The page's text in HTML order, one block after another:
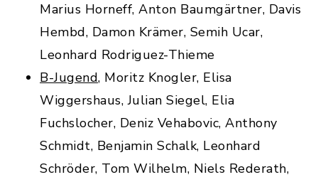
Marius Horneff, Anton Baumgärtner, Davis
Hembd, Damon Krämer, Semih Ucar,
Leonhard Rodriguez-Thieme
B-Jugend, Moritz Knogler, Elisa
Wiggershaus, Julian Siegel, Elia
Fuchslocher, Deniz Vehabovic, Anthony
Schmidt, Benjamin Schalk, Leonhard
Schröder, Tom Wilhelm, Niels Rederath,